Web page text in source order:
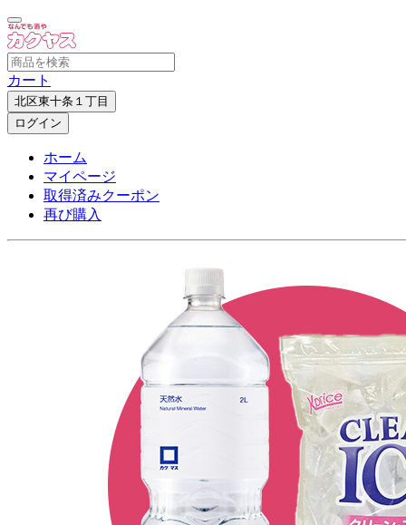
カート
北区東十条１丁目
ログイン
ホーム
マイページ
取得済みクーポン
再び購入